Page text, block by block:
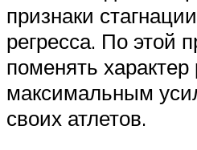
признаки
регресса. По этой
поменять
максимальным
своих атлетов.